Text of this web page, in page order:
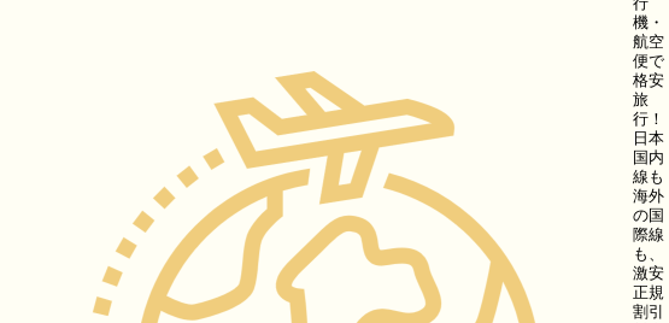
機・
航空
便で
格安
旅
行！
日本
国内
線も
海外
の国
際線
も、
激安
正規
割引